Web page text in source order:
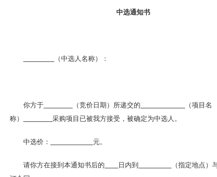
中选通知书
（中选人名称）：
你方于 （竞价日期）所递交的
（项目名
称）
采购项目已被我方接受，被确定为中选人。
中选价： 元。
请你方在接到本通知书后的 日内到
（指定地点）